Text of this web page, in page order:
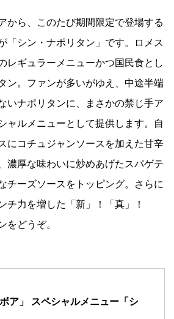
から、このたび期間限定で登場する
「シン・ナポリタン」です。ロメス
レギュラーメニューかつ国民食とし
ン。ファンが多いがゆえ、中途半端
いナポリタンに、まさかの禁じ手ア
ャルメニューとして提供します。自
にコチュジャンソースを加えた甘辛
濃厚な味わいに炒めあげたスパゲテ
チーズソースをトッピング。さらに
チ力を増した「新」！「真」！
をどうぞ。
ア」 スペシャルメニュー「シ